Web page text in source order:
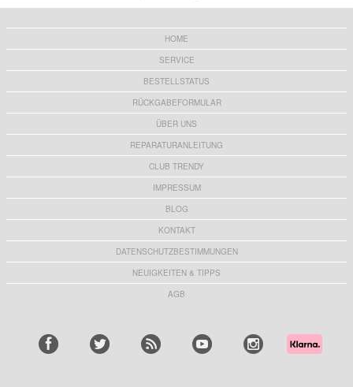
HOME
SERVICE
BESTELLSTATUS
RÜCKGABEFORMULAR
ÜBER UNS
REPARATURANLEITUNG
CLUB TRENDY
IMPRESSUM
BLOG
KONTAKT
DATENSCHUTZBESTIMMUNGEN
NEUIGKEITEN & TIPPS
AGB